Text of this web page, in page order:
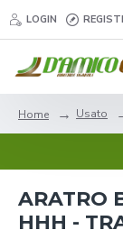
LOGIN
Home Usato
ARATRO
HHH -